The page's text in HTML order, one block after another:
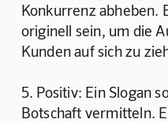
Konkurrenz abheben.
originell sein, um die
Kunden auf sich zu
5. Positiv: Ein Slogan
Botschaft vermitteln.